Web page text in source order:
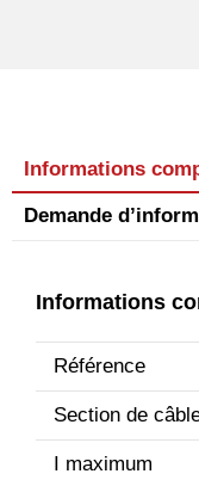
Informations
Demande
Informations
Référence
Section de
I maximum